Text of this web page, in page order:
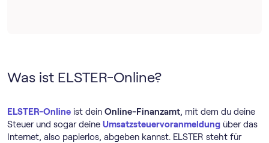
Was ist ELSTER-Online?
ELSTER-Online ist dein Online-Finanzamt, mit dem du deine
Steuer und sogar deine Umsatz­steuer­voranmeldung über das
Internet, also papierlos, abgeben kannst. ELSTER steht für